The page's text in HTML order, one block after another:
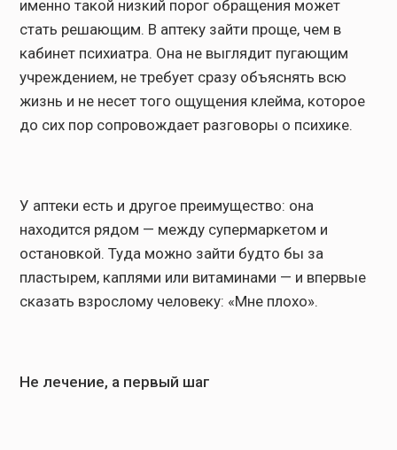
именно такой низкий порог обращения может
стать решающим. В аптеку зайти проще, чем в
кабинет психиатра. Она не выглядит пугающим
учреждением, не требует сразу объяснять всю
жизнь и не несет того ощущения клейма, которое
до сих пор сопровождает разговоры о психике.
У аптеки есть и другое преимущество: она
находится рядом — между супермаркетом и
остановкой. Туда можно зайти будто бы за
пластырем, каплями или витаминами — и впервые
сказать взрослому человеку: «Мне плохо».
Не лечение, а первый шаг